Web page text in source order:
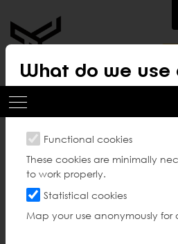
main
content
What do we use
for?
Functional cookies
These cookies are minimally
to work properly.
Statistical cookies
Map your use anonymously for